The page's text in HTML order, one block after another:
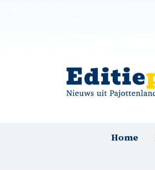
HoofdnavigatieHome